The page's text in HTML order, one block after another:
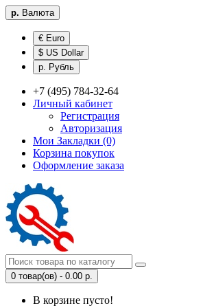
р. Валюта
€ Euro
$ US Dollar
р. Рубль
+7 (495) 784-32-64
Личный кабинет
Регистрация
Авторизация
Мои Закладки (0)
Корзина покупок
Оформление заказа
0 товар(ов) - 0.00 р.
В корзине пусто!